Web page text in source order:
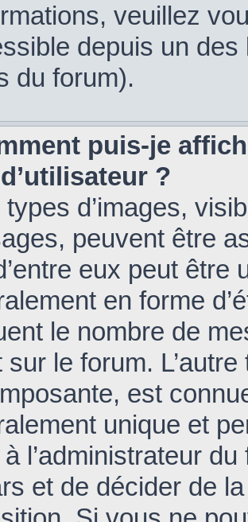
veuillez
depuis un
du forum).
puis-je
?
types d’images,
peuvent être
eux peut
en forme
le nombre de
sur le forum.
est
unique et
à l’administrateur
et de décider de